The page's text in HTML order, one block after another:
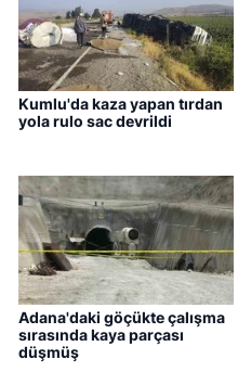
Kumlu'da kaza yapan tırdan
yola rulo sac devrildi
Adana'daki göçükte çalışma
sırasında kaya parçası
düşmüş